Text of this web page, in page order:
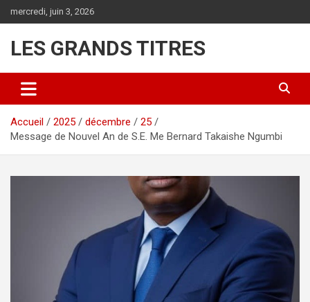
au
mercredi, juin 3, 2026
LES GRANDS TITRES
Accueil 2025 décembre
25
Message de Nouvel An de S.E. Me Bernard Takaishe Ngumbi